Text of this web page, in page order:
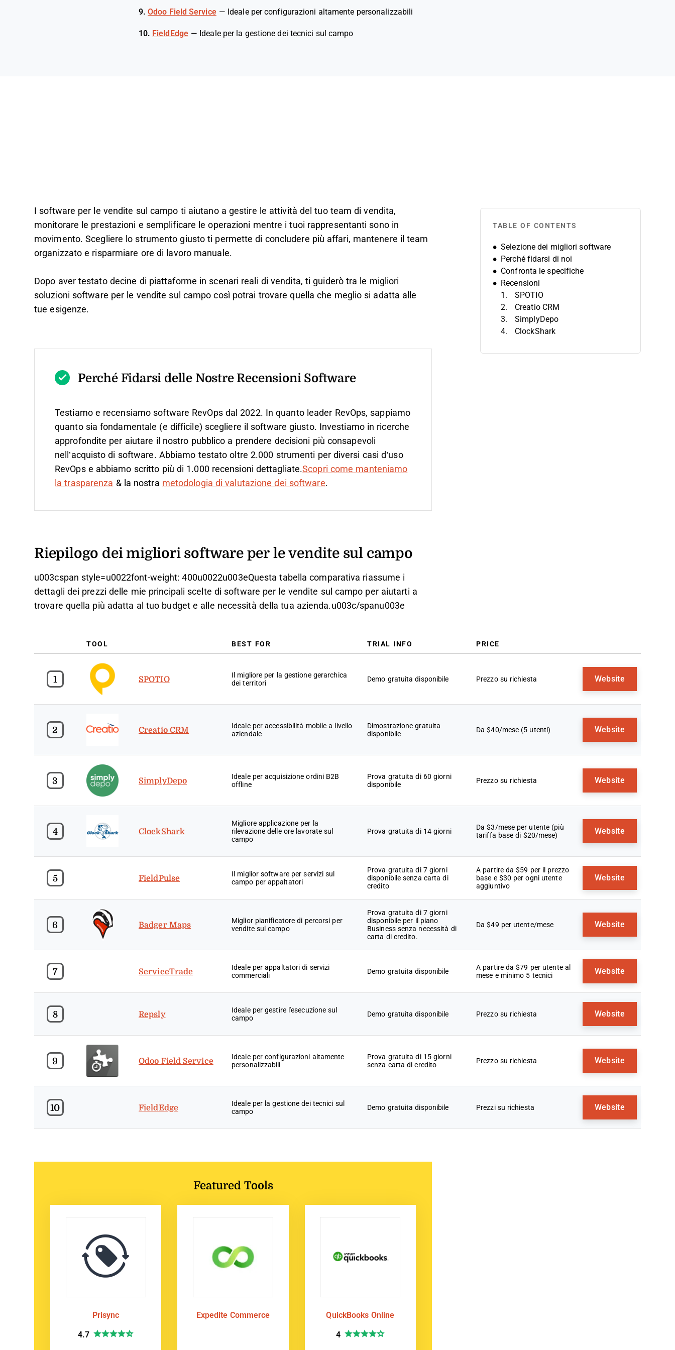
9. Odoo Field Service — Ideale per configurazioni altamente personalizzabili
10. FieldEdge — Ideale per la gestione dei tecnici sul campo
I software per le vendite sul campo ti aiutano a gestire le attività del tuo team di vendita,
monitorare le prestazioni e semplificare le operazioni mentre i tuoi rappresentanti sono in
movimento. Scegliere lo strumento giusto ti permette di concludere più affari, mantenere il team
organizzato e risparmiare ore di lavoro manuale.
Dopo aver testato decine di piattaforme in scenari reali di vendita, ti guiderò tra le migliori
soluzioni software per le vendite sul campo così potrai trovare quella che meglio si adatta alle
tue esigenze.
Perché Fidarsi delle Nostre Recensioni Software
Testiamo e recensiamo software RevOps dal 2022. In quanto leader RevOps, sappiamo
quanto sia fondamentale (e difficile) scegliere il software giusto. Investiamo in ricerche
approfondite per aiutare il nostro pubblico a prendere decisioni più consapevoli
nell’acquisto di software. Abbiamo testato oltre 2.000 strumenti per diversi casi d’uso
RevOps e abbiamo scritto più di 1.000 recensioni dettagliate.Scopri come manteniamo
la trasparenza & la nostra metodologia di valutazione dei software.
Riepilogo dei migliori software per le vendite sul campo
u003cspan style=u0022font-weight: 400u0022u003eQuesta tabella comparativa riassume i
dettagli dei prezzi delle mie principali scelte di software per le vendite sul campo per aiutarti a
trovare quella più adatta al tuo budget e alle necessità della tua azienda.u003c/spanu003e
TOOL BEST FOR TRIAL INFO PRICE
1 SPOTIO
Il migliore per la gestione gerarchica
dei territori
Demo gratuita disponibile Prezzo su richiesta Website
2 Creatio CRM
Ideale per accessibilità mobile a livello
aziendale
Dimostrazione gratuita
disponibile
Da $40/mese (5 utenti) Website
3 SimplyDepo
Ideale per acquisizione ordini B2B
offline
Prova gratuita di 60 giorni
disponibile
Prezzo su richiesta Website
4 ClockShark
Migliore applicazione per la
rilevazione delle ore lavorate sul
campo
Prova gratuita di 14 giorni
Da $3/mese per utente (più
tariffa base di $20/mese)
Website
5 FieldPulse
Il miglior software per servizi sul
campo per appaltatori
Prova gratuita di 7 giorni
disponibile senza carta di
credito
A partire da $59 per il prezzo
base e $30 per ogni utente
aggiuntivo
Website
6 Badger Maps
Miglior pianificatore di percorsi per
vendite sul campo
Prova gratuita di 7 giorni
disponibile per il piano
Business senza necessità di
carta di credito.
Da $49 per utente/mese Website
7 ServiceTrade
Ideale per appaltatori di servizi
commerciali
Demo gratuita disponibile
A partire da $79 per utente al
mese e minimo 5 tecnici
Website
8 Repsly
Ideale per gestire l'esecuzione sul
campo
Demo gratuita disponibile Prezzo su richiesta Website
9 Odoo Field Service
Ideale per configurazioni altamente
personalizzabili
Prova gratuita di 15 giorni
senza carta di credito
Prezzo su richiesta Website
10 FieldEdge
Ideale per la gestione dei tecnici sul
campo
Demo gratuita disponibile Prezzi su richiesta Website
Featured Tools
Prisync
4.7
Expedite Commerce QuickBooks Online
4
TABLE OF CONTENTS
Selezione dei migliori software
Perché fidarsi di noi
Confronta le specifiche
Recensioni
SPOTIO
Creatio CRM
SimplyDepo
ClockShark
Badger Maps